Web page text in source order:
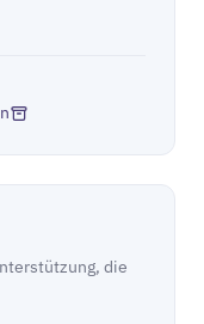
die